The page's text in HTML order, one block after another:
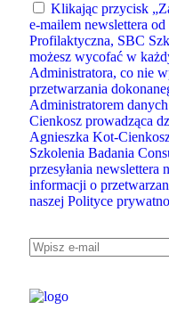
Klikając przycisk
e-mailem newslettera
Profilaktyczna, SBC
możesz wycofać w
Administratora, co nie
przetwarzania
Administratorem
Cienkosz prowadząca
Agnieszka Kot-
Szkolenia Badania
przesyłania newslettera
informacji o
naszej Polityce